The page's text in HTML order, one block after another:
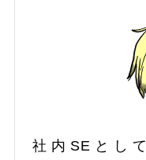
社内SEとし